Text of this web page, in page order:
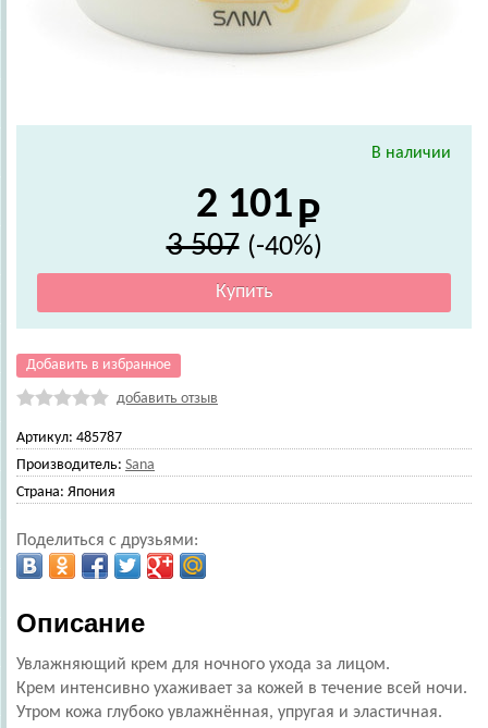
В наличии
2 101
3 507 (-40%)
Добавить в избранное
добавить отзыв
Артикул: 485787
Производитель: Sana
Страна: Япония
Поделиться с друзьями:
Описание
Увлажняющий крем для ночного ухода за лицом.
Крем интенсивно ухаживает за кожей в течение всей ночи.
Утром кожа глубоко увлажнённая, упругая и эластичная.